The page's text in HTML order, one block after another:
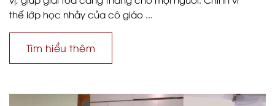
thế lớp học nhảy của cô giáo ...
Tìm hiểu thêm